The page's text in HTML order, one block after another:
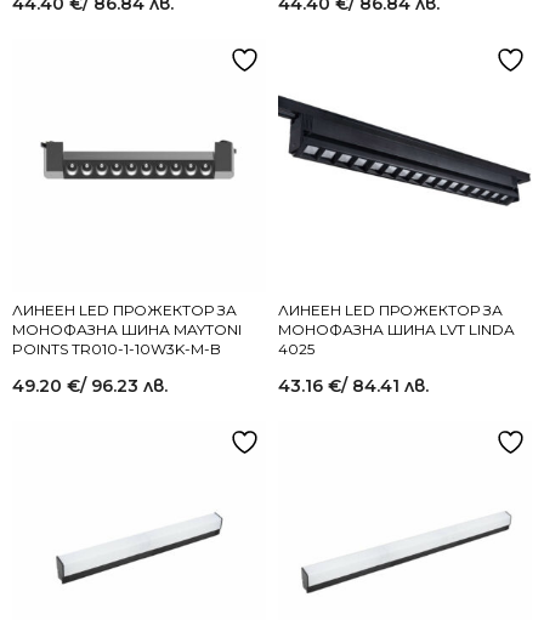
ЛИНЕЕН LED ПРОЖЕКТОР ЗА
МОНОФАЗНА ШИНА MAYTONI
POINTS TR010-1-10W3K-M-B
49.20 €/ 96.23 лв.
ЛИНЕЕН LED ПРОЖЕКТОР ЗА
МОНОФАЗНА ШИНА LVT LINDA
4025
43.16 €/ 84.41 лв.